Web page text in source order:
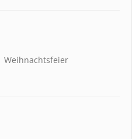
Weihnachtsfeier